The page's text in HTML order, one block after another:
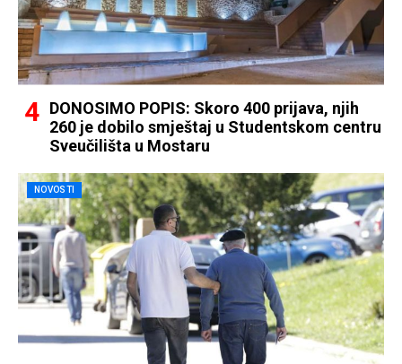
DONOSIMO POPIS: Skoro 400 prijava, njih
260 je dobilo smještaj u Studentskom centru
Sveučilišta u Mostaru
NOVOSTI